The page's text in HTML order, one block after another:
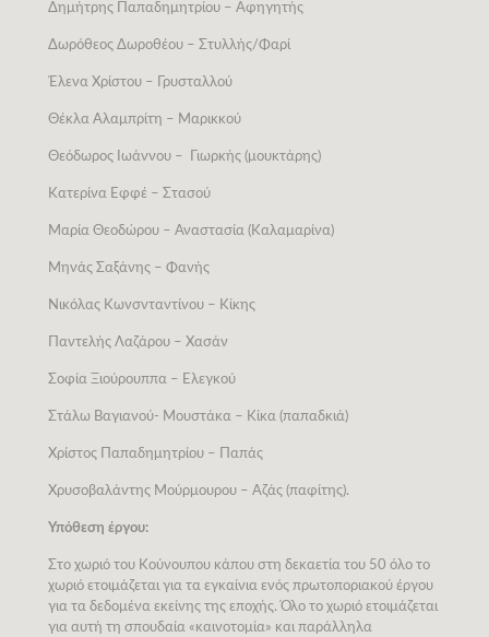
Δημήτρης Παπαδημητρίου – Αφηγητής
Δωρόθεος Δωροθέου – Στυλλής/Φαρί
Έλενα Χρίστου – Γρυσταλλού
Θέκλα Αλαμπρίτη – Μαρικκού
Θεόδωρος Ιωάννου – Γιωρκής (μουκτάρης)
Κατερίνα Εφφέ – Στασού
Μαρία Θεοδώρου – Αναστασία (Καλαμαρίνα)
Μηνάς Σαξάνης – Φανής
Νικόλας Κωνσνταντίνου – Κίκης
Παντελής Λαζάρου – Χασάν
Σοφία Ξιούρουππα – Ελεγκού
Στάλω Βαγιανού- Μουστάκα – Κίκα (παπαδκιά)
Χρίστος Παπαδημητρίου – Παπάς
Χρυσοβαλάντης Μούρμουρου – Αζάς (παφίτης).
Υπόθεση έργου:
Στο χωριό του Κούνουπου κάπου στη δεκαετία του 50 όλο το
χωριό ετοιμάζεται για τα εγκαίνια ενός πρωτοποριακού έργου
για τα δεδομένα εκείνης της εποχής. Όλο το χωριό ετοιμάζεται
για αυτή τη σπουδαία «καινοτομία» και παράλληλα